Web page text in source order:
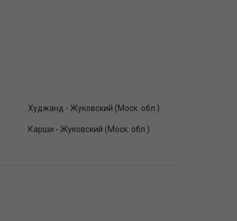
Худжанд - Жуковский (Моск. обл.)
Карши - Жуковский (Моск. обл.)